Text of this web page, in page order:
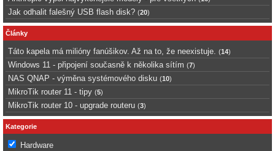
Jak odhalit falešný USB flash disk? (20)
Články
Táto kapela má milióny fanúšikov. Až na to, že neexistuje. (14)
Windows 11 - připojení současně k několika sítím (7)
NAS QNAP - výměna systémového disku (10)
MikroTik router 11 - tipy (5)
MikroTik router 10 - upgrade routeru (3)
Kategorie
Hardware